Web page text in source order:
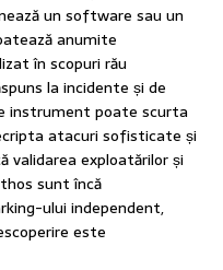
un software sau un
anumite
în scopuri rău
la incidente și de
instrument poate scurta
atacuri sofisticate și
validarea exploatărilor și
sunt încă
ului independent,
este